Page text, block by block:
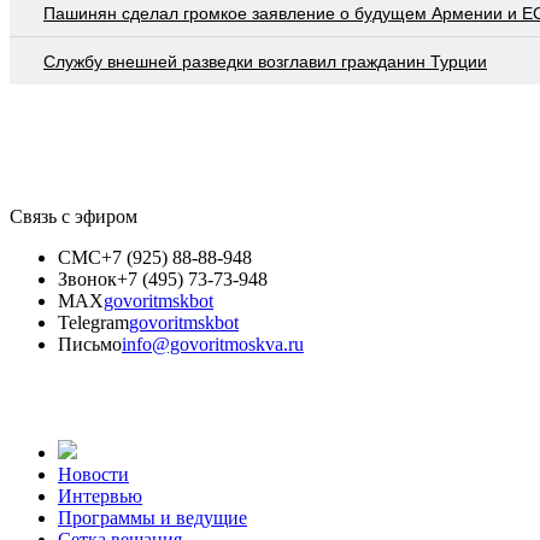
Пашинян сделал громкое заявление о будущем Армении и
Службу внешней разведки возглавил гражданин Турции
Связь с эфиром
СМС+7 (925) 88-88-948
Звонок+7 (495) 73-73-948
MAXgovoritmskbot
Telegramgovoritmskbot
Письмоinfo@govoritmoskva.ru
Новости
Интервью
Программы и ведущие